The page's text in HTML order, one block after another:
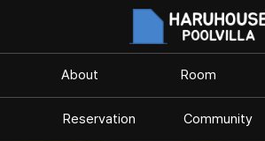
About Room
Reservation Community